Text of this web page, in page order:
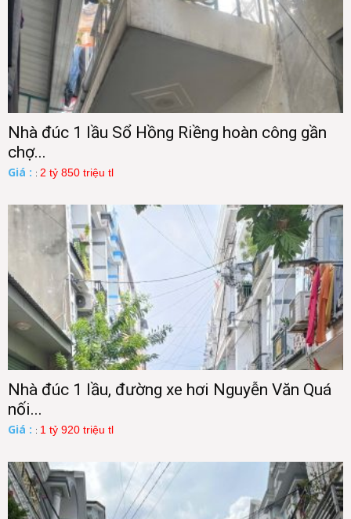
Nhà đúc 1 lầu Sổ Hồng Riềng hoàn công gần
chợ...
Giá : : 2 tỷ 850 triệu tl
Nhà đúc 1 lầu, đường xe hơi Nguyễn Văn Quá
nối...
Giá : : 1 tỷ 920 triệu tl